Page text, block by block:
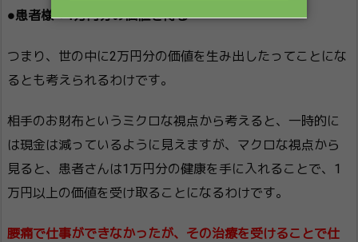
●患者様→1万円分の価値を得る
つまり、世の中に2万円分の価値を生み出したってことにな
るとも考えられるわけです。
相手のお財布というミクロな視点から考えると、一時的に
は現金は減っているように見えますが、マクロな視点から
見ると、患者さんは1万円分の健康を手に入れることで、1
万円以上の価値を受け取ることになるわけです。
腰痛で仕事ができなかったが、その治療を受けることで仕